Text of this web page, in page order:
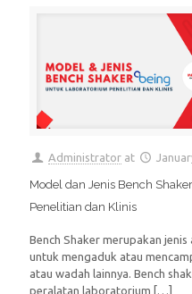
Administrator at
Model dan Jenis Bench
Penelitian dan Klinis
Bench Shaker merupakan
untuk mengaduk atau
atau wadah lainnya. Bench
peralatan laboratorium […]